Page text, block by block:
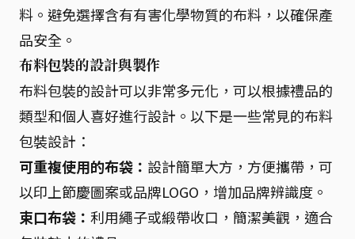
料。避免選擇含有有害化學物質的布料，以確保產
品安全。
布料包裝的設計與製作
布料包裝的設計可以非常多元化，可以根據禮品的
類型和個人喜好進行設計。以下是一些常見的布料
包裝設計：
可重複使用的布袋： 設計簡單大方，方便攜帶，可
以印上節慶圖案或品牌LOGO，增加品牌辨識度。
束口布袋： 利用繩子或緞帶收口，簡潔美觀，適合